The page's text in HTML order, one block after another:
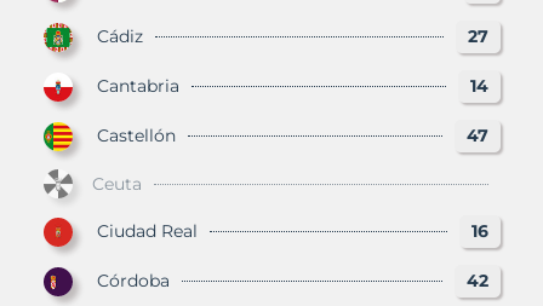
Cádiz 27
Cantabria 14
Castellón 47
Ceuta
Ciudad Real 16
Córdoba 42